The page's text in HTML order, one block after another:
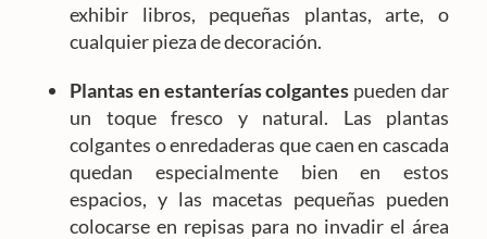
exhibir libros, pequeñas plantas, arte, o
cualquier pieza de decoración.
Plantas en estanterías colgantes pueden dar
un toque fresco y natural. Las plantas
colgantes o enredaderas que caen en cascada
quedan especialmente bien en estos
espacios, y las macetas pequeñas pueden
colocarse en repisas para no invadir el área